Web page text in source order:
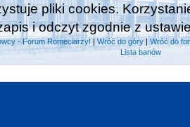
pliki cookies.
i odczyt zgodnie z
- Forum Romeciarzy! |Wróć do góry| Wróć do
Lista banów